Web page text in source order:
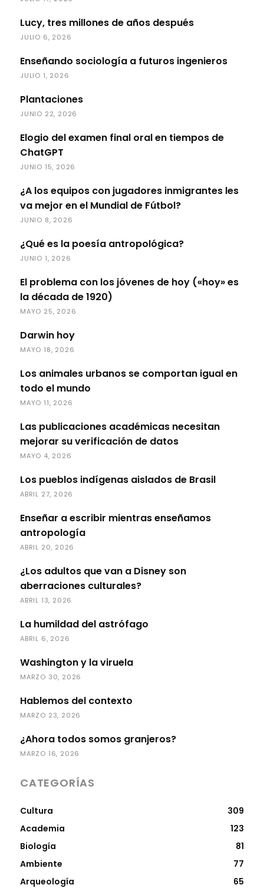
Lucy, tres millones de años después
JULIO 6, 2026
Enseñando sociología a futuros ingenieros
JULIO 1, 2026
Plantaciones
JUNIO 22, 2026
Elogio del examen final oral en tiempos de
ChatGPT
JUNIO 15, 2026
¿A los equipos con jugadores inmigrantes les
va mejor en el Mundial de Fútbol?
JUNIO 8, 2026
¿Qué es la poesía antropológica?
JUNIO 1, 2026
El problema con los jóvenes de hoy («hoy» es
la década de 1920)
MAYO 25, 2026
Darwin hoy
MAYO 18, 2026
Los animales urbanos se comportan igual en
todo el mundo
MAYO 11, 2026
Las publicaciones académicas necesitan
mejorar su verificación de datos
MAYO 4, 2026
Los pueblos indígenas aislados de Brasil
ABRIL 27, 2026
Enseñar a escribir mientras enseñamos
antropología
ABRIL 20, 2026
¿Los adultos que van a Disney son
aberraciones culturales?
ABRIL 13, 2026
La humildad del astrófago
ABRIL 6, 2026
Washington y la viruela
MARZO 30, 2026
Hablemos del contexto
MARZO 23, 2026
¿Ahora todos somos granjeros?
MARZO 16, 2026
CATEGORÍAS
Cultura
309
Academia
123
Biología
81
Ambiente
77
Arqueología
65